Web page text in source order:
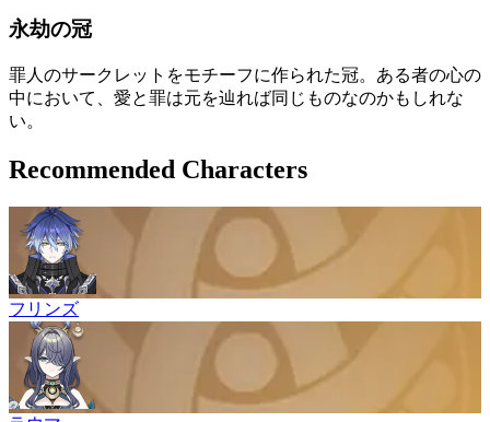
永劫の冠
罪人のサークレットをモチーフに作られた冠。ある者の心の
中において、愛と罪は元を辿れば同じものなのかもしれな
い。
Recommended Characters
フリンズ